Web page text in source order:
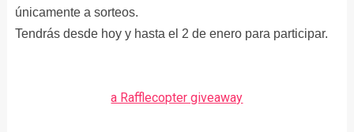
únicamente a sorteos.
Tendrás desde hoy y hasta el 2 de enero para participar.
a Rafflecopter giveaway